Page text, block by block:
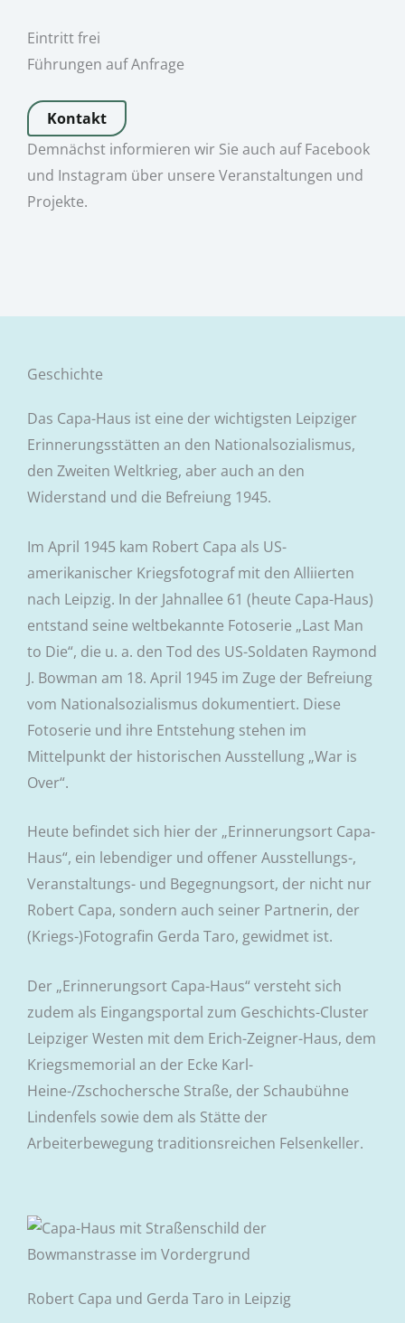
Eintritt frei
Führungen auf Anfrage
Kontakt
Demnächst informieren wir Sie auch auf Facebook
und Instagram über unsere Veranstaltungen und
Projekte.
Geschichte
Das Capa-Haus ist eine der wichtigsten Leipziger
Erinnerungsstätten an den Nationalsozialismus,
den Zweiten Weltkrieg, aber auch an den
Widerstand und die Befreiung 1945.
Im April 1945 kam Robert Capa als US-
amerikanischer Kriegsfotograf mit den Alliierten
nach Leipzig. In der Jahnallee 61 (heute Capa-Haus)
entstand seine weltbekannte Fotoserie „Last Man
to Die“, die u. a. den Tod des US-Soldaten Raymond
J. Bowman am 18. April 1945 im Zuge der Befreiung
vom Nationalsozialismus dokumentiert. Diese
Fotoserie und ihre Entstehung stehen im
Mittelpunkt der historischen Ausstellung „War is
Over“.
Heute befindet sich hier der „Erinnerungsort Capa-
Haus“, ein lebendiger und offener Ausstellungs-,
Veranstaltungs- und Begegnungsort, der nicht nur
Robert Capa, sondern auch seiner Partnerin, der
(Kriegs-)Fotografin Gerda Taro, gewidmet ist.
Der „Erinnerungsort Capa-Haus“ versteht sich
zudem als Eingangsportal zum Geschichts-Cluster
Leipziger Westen mit dem Erich-Zeigner-Haus, dem
Kriegsmemorial an der Ecke Karl-
Heine-/Zschochersche Straße, der Schaubühne
Lindenfels sowie dem als Stätte der
Arbeiterbewegung traditionsreichen Felsenkeller.
Robert Capa und Gerda Taro in Leipzig